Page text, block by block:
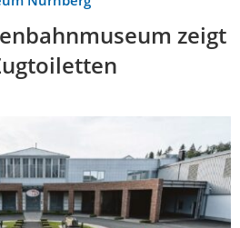
zeigt